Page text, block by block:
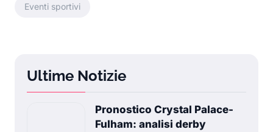
Eventi sportivi
Ultime Notizie
Pronostico Crystal Palace-
Fulham: analisi derby